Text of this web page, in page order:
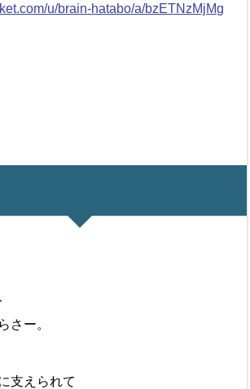
u/brain-hatabo/a/bzETNzMjMg
さー。
支えられて